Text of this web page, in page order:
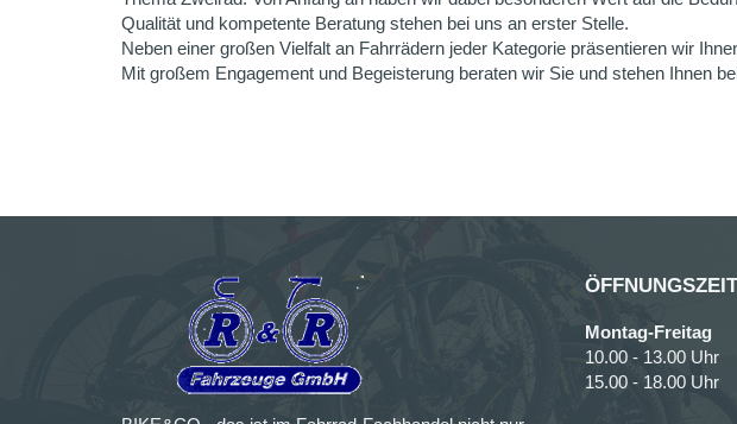
Qualität und kompetente Beratung stehen bei uns an erster Stelle.
Neben einer großen Vielfalt an Fahrrädern jeder Kategorie präsentieren wir
Mit großem Engagement und Begeisterung beraten wir Sie und stehen Ihnen
Montag-Freitag
10.00 - 13.00 Uhr
15.00 - 18.00 Uhr